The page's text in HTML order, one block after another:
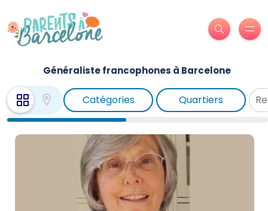
Généraliste francophones à Barcelone
Catégories Quartiers